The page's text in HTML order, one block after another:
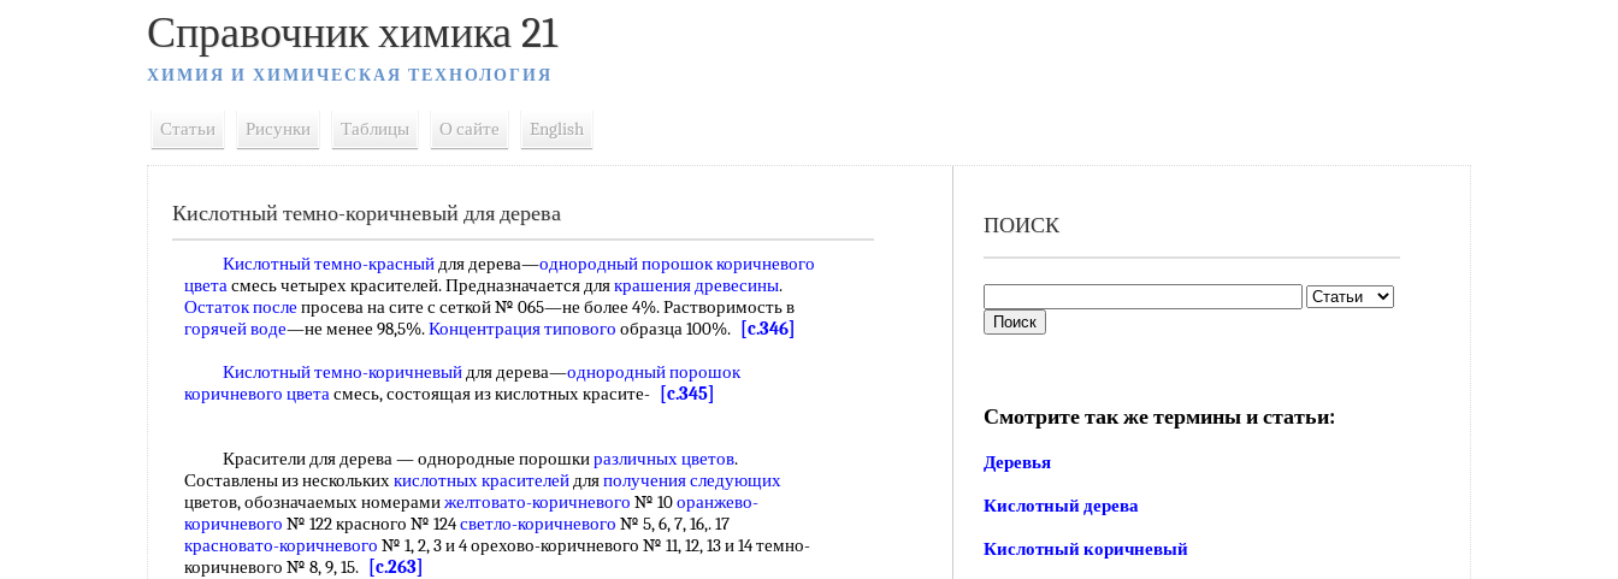
Справочник химика 21
ХИМИЯ И ХИМИЧЕСКАЯ ТЕХНОЛОГИЯ
Статьи Рисунки Таблицы О сайте English
Кислотный темно-коричневый для дерева
Кислотный темно-красныйдля дерева—однородный порошоккоричневого
цветасмесь четырех красителей. Предназначается длякрашения древесины.
Остаток после просева на сите с сеткой № 065—не более 4%. Растворимость в
горячей воде—не менее 98,5%.Концентрация типового образца 100%.
[c.346]
Кислотный темно-коричневыйдля дерева—однородный порошок
коричневого цветасмесь, состоящая из кислотных красите- [c.345]
Красители для дерева — однородные порошкиразличных цветов.
Составлены из несколькихкислотных красителейдляполучения следующих
цветов, обозначаемых номерамижелтовато-коричневого № 10оранжево-
коричневого № 122 красного № 124светло-коричневого № 5, 6, 7, 16,. 17
красновато-коричневого № 1, 2, 3 и 4 орехово-коричневого № 11, 12, 13 и 14 темно-
коричневого № 8, 9, 15.
[c.263]
ПОИСК
Смотрите так же термины и статьи:
Деревья
Кислотный дерева
Кислотный коричневый